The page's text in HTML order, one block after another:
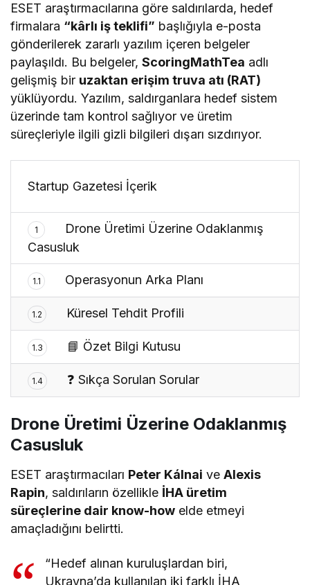
ESET araştırmacılarına göre saldırılarda, hedef
firmalara “kârlı iş teklifi” başlığıyla e-posta
gönderilerek zararlı yazılım içeren belgeler
paylaşıldı. Bu belgeler,ScoringMathTea adlı
gelişmiş bir uzaktan erişim truva atı (RAT)
yüklüyordu. Yazılım, saldırganlara hedef sistem
üzerinde tam kontrol sağlıyor ve üretim
süreçleriyle ilgili gizli bilgileri dışarı sızdırıyor.
Startup Gazetesi İçerik
1
Drone Üretimi Üzerine Odaklanmış
Casusluk
1.1 Operasyonun Arka Planı
1.2 Küresel Tehdit Profili
1.3 📘 Özet Bilgi Kutusu
1.4 ❓ Sıkça Sorulan Sorular
Drone Üretimi Üzerine Odaklanmış
Casusluk
ESET araştırmacıları Peter Kálnai veAlexis
Rapin, saldırıların özellikle İHA üretim
süreçlerine dair know-how elde etmeyi
amaçladığını belirtti.
“Hedef alınan kuruluşlardan biri,
Ukrayna’da kullanılan iki farklı İHA